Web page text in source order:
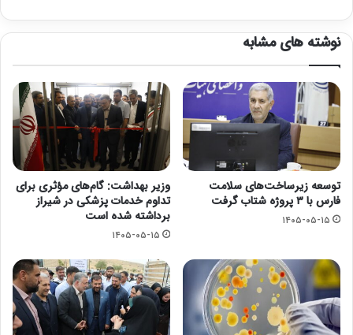
نوشته های مشابه
توسعه زیرساخت‌های سلامت
فارس با ۳ پروژه شتاب گرفت
۱۴۰۵-۰۵-۱۵
وزیر بهداشت: گام‌های مؤثری برای
تداوم خدمات پزشکی در شیراز
برداشته شده است
۱۴۰۵-۰۵-۱۵